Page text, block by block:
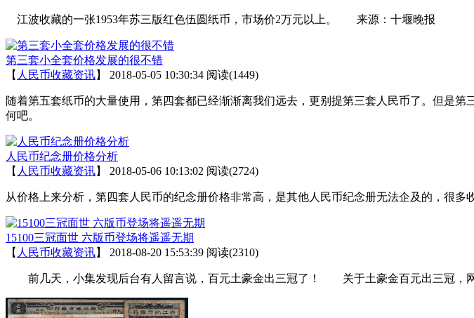
江波收藏的一张1953年苏三版红色伍圆纸币，市场价2万元以上。 来源：十堰晚报
第三套小全套价格发展的很不错
【 人民币收藏资讯】 2018-05-05 10:30:34 阅读(1449)
随着第五套纸币的大量使用，第四套都已经渐渐离我们远去，更别提第三套人民币了。但是
何吧。
人民币纪念册价格分析
【 人民币收藏资讯】 2018-05-06 10:13:02 阅读(2724)
从价格上来分析，第四套人民币的纪念册价格非常高，是其他人民币纪念册无法企及的，很多
15100三冠面世 六版币登场将遥遥无期
【 人民币收藏资讯】 2018-08-20 15:53:39 阅读(2310)
前几天，小集发现后台有人留言说，百元土豪金出三冠了！ 关于土豪金百元出三冠，网